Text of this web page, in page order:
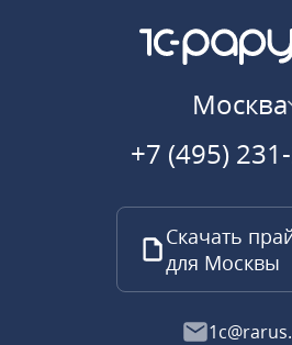
Москва
+7 (495)
Скачать
для Москвы